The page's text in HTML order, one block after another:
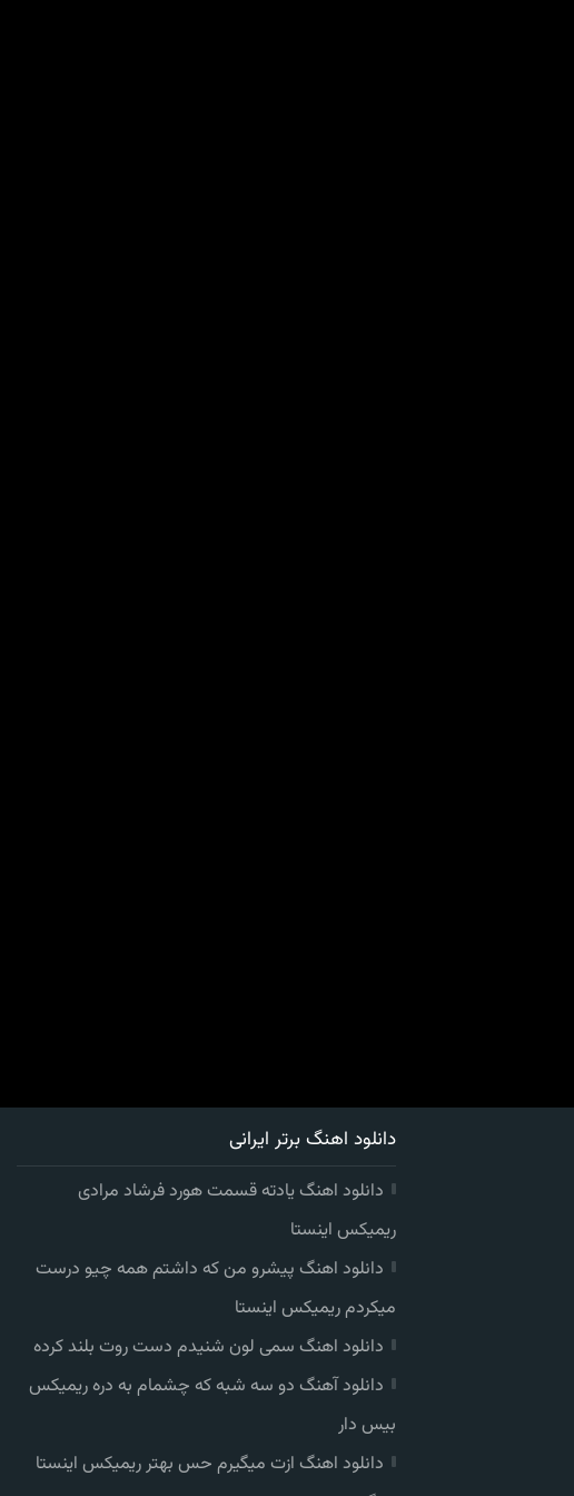
دانلود اهنگ برتر ایرانی
دانلود اهنگ یادته قسمت هورد فرشاد مرادی
ریمیکس اینستا
دانلود اهنگ پیشرو من که داشتم همه چیو درست
میکردم ریمیکس اینستا
دانلود اهنگ سمی لون شنیدم دست روت بلند کرده
دانلود آهنگ دو سه شبه که چشمام به دره ریمیکس
بیس دار
دانلود اهنگ ازت میگیرم حس بهتر ریمیکس اینستا